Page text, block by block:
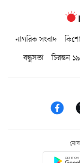
নাগরিক সংবাদ
বন্ধুসভা
চিরন্তন